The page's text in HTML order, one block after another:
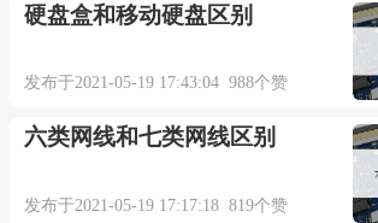
硬盘盒和移动硬盘区别
发布于2021-05-19 17:43:04 988个赞
六类网线和七类网线区别
发布于2021-05-19 17:17:18 819个赞